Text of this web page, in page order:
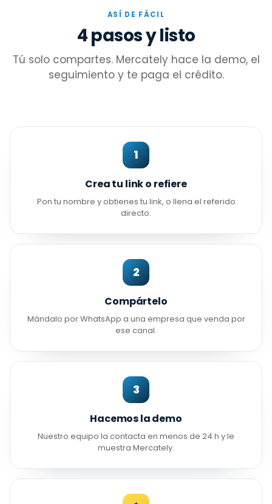
ASÍ DE FÁCIL
4 pasos y listo
Tú solo compartes. Mercately hace la demo, el
seguimiento y te paga el crédito.
1
Crea tu link o refiere
Pon tu nombre y obtienes tu link, o llena el referido
directo.
2
Compártelo
Mándalo por WhatsApp a una empresa que venda por
ese canal.
3
Hacemos la demo
Nuestro equipo la contacta en menos de 24 h y le
muestra Mercately.